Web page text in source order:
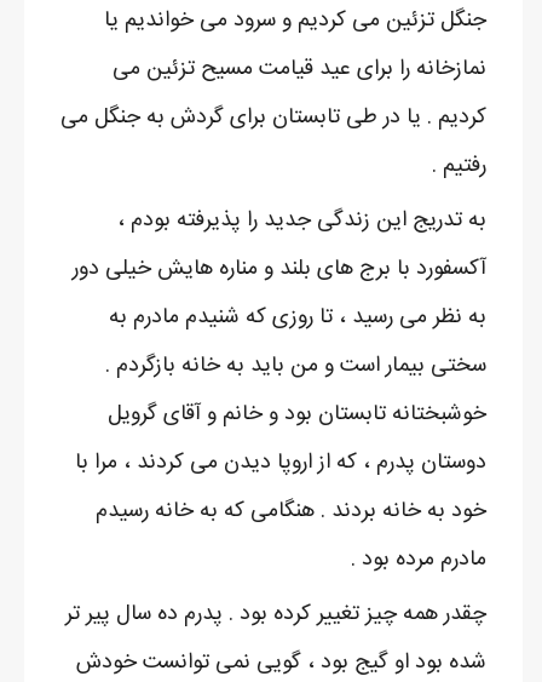
جنگل تزئین می کردیم و سرود می خواندیم یا
نمازخانه را برای عید قیامت مسیح تزئین می
کردیم . یا در طی تابستان برای گردش به جنگل می
رفتیم .
به تدریج این زندگی جدید را پذیرفته بودم ،
آکسفورد با برج های بلند و مناره هایش خیلی دور
به نظر می رسید ، تا روزی که شنیدم مادرم به
سختی بیمار است و من باید به خانه بازگردم .
خوشبختانه تابستان بود و خانم و آقای گرویل
دوستان پدرم ، که از اروپا دیدن می کردند ، مرا با
خود به خانه بردند . هنگامی که به خانه رسیدم
مادرم مرده بود .
چقدر همه چیز تغییر کرده بود . پدرم ده سال پیر تر
شده بود او گیج بود ، گویی نمی توانست خودش